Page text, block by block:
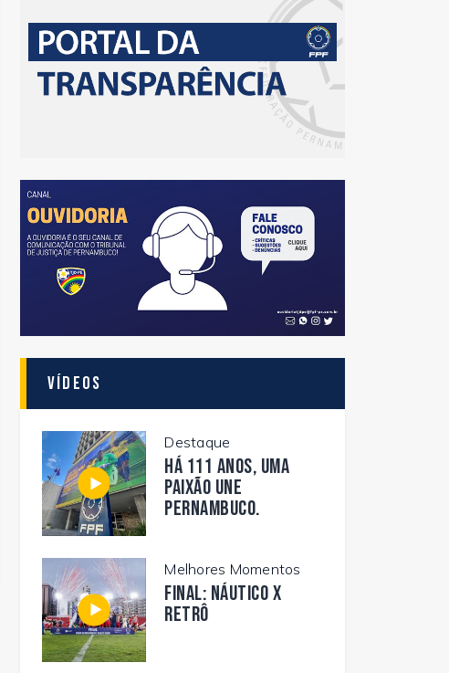
Vídeos
Destaque
Há 111 anos, uma
paixão une
Pernambuco.
Melhores Momentos
FINAL: NÁUTICO X
RETRÔ